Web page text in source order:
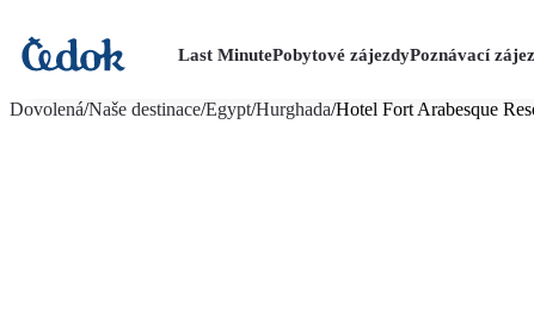
Last MinutePobytové zájezdyPoznávací
Dovolená/Naše destinace/Egypt/Hurghada/Hotel Fort Arabesque